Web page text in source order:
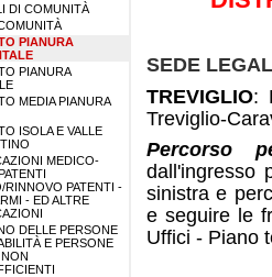
DI COMUNITÀ
PIANURA
PIANURA
MEDIA PIANURA
ISOLA E VALLE
MEDICO-
RINNOVO PATENTI -
- ED ALTRE
DELLE PERSONE
E PERSONE
SEDE
TREVIGLIO:
Treviglio-
Percorso
dall'ingresso
sinistra e
e seguire le
Uffici - Piano